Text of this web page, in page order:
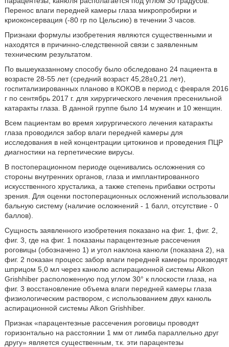
Перенос влаги передней камеры глаза микропробирки и
криоконсервация (-80 гр по Цельсию) в течении 3 часов.
Признаки формулы изобретения являются существенными и
находятся в причинно-следственной связи с заявленным
техническим результатом.
По вышеуказанному способу было обследовано 24 пациента в
возрасте 28-55 лет (средний возраст 45,28±0,21 лет),
госпитализированных планово в КОКОВ в период с февраля 2016
г по сентябрь 2017 г. для хирургического лечения пресенильной
катаракты глаза. В данной группе было 14 мужчин и 10 женщин.
Всем пациентам во время хирургического лечения катаракты
глаза проводился забор влаги передней камеры для
исследования в ней концентрации цитокинов и проведения ПЦР
диагностики на герпетические вирусы.
В постоперационном периоде оценивались осложнения со
стороны внутренних органов, глаза и имплантированного
искусственного хрусталика, а также степень прибавки остроты
зрения. Для оценки постоперационных осложнений использовали
бальную систему (наличие осложнений - 1 балл, отсутствие - 0
баллов).
Сущность заявленного изобретения показано на фиг. 1, фиг. 2,
фиг. 3, где на фиг. 1 показаны парацентезные рассечения
роговицы (обозначено 1) и угол наклона канюли (показана 2), на
фиг. 2 показан процесс забор влаги передней камеры производят
шприцом 5,0 мл через канюлю аспирационной системы Alkon
Grishhiber расположенную под углом 30° к плоскости глаза, на
фиг. 3 восстановление объема влаги передней камеры глаза
физиологическим раствором, с использованием двух канюль
аспирационной системы Alkon Grishhiber.
Признак «парацентезные рассечения роговицы проводят
горизонтально на расстоянии 1 мм от лимба параллельно друг
другу» является существенным, т.к. эти парацентезы